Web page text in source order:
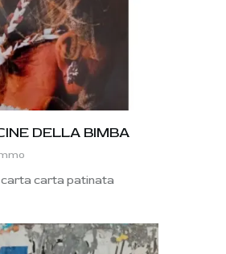
DELLA BIMBA
carta carta patinata